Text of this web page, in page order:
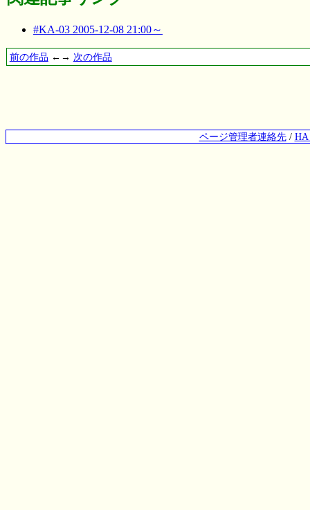
#KA-03 2005-12-08 21:00～
前の作品 ←→ 次の作品
ページ管理者連絡先/ HA